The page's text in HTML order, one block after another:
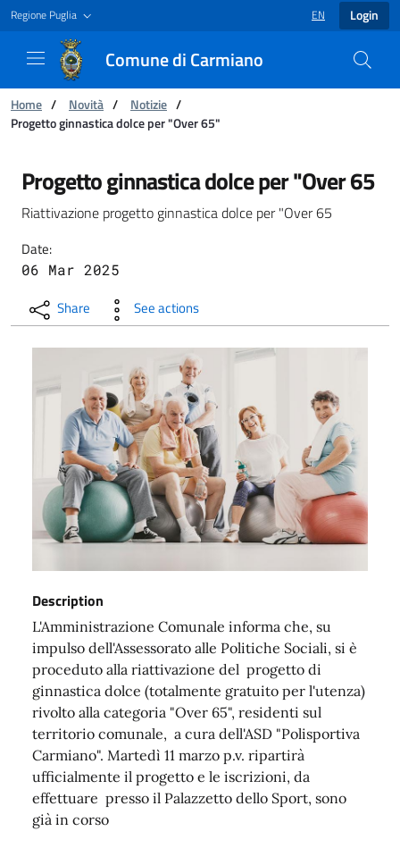
Regione Puglia LANGUAGE
EN Login
Comune di Carmiano
You are:
Home / Novità / Notizie /
Progetto ginnastica dolce per "Over 65"
Progetto ginnastica dolce per "Over 65" -
Progetto ginnastica dolce per "Over 65
Riattivazione progetto ginnastica dolce per "Over 65
Date:
06 Mar 2025
Share See actions
Description
L'Amministrazione Comunale informa che, su
impulso dell'Assessorato alle Politiche Sociali, si è
proceduto alla riattivazione del progetto di
ginnastica dolce (totalmente gratuito per l'utenza)
rivolto alla categoria "Over 65", residenti sul
territorio comunale, a cura dell'ASD "Polisportiva
Carmiano". Martedì 11 marzo p.v. ripartirà
ufficialmente il progetto e le iscrizioni, da
effettuare presso il Palazzetto dello Sport, sono
già in corso